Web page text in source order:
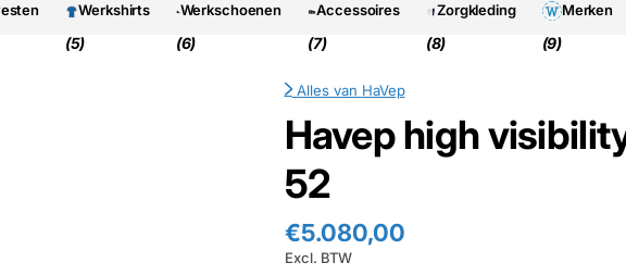
Werkshirts
(5)
Werkschoenen
(6)
Accessoires
(7)
Zorgkleding
(8)
Merken
(9)
Alles van HaVep
Havep high
52
€5.080,00
Excl. BTW